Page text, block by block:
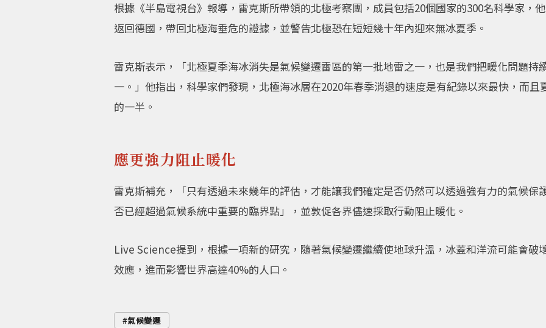
根據《半島電視台》報導，雷克斯所帶領的北極考察團，成員包括20個國家的300名科學家，
返回德國，帶回北極海垂危的證據，並警告北極恐在短短幾十年內迎來無冰夏季。
雷克斯表示，「北極夏季海冰消失是氣候變遷雷區的第一批地雷之一，也是我們把暖化問題持
一。」他指出，科學家們發現，北極海冰層在2020年春季消退的速度是有紀錄以來最快，而
的一半。
應更強力阻止暖化
雷克斯補充，「只有透過未來幾年的評估，才能讓我們確定是否仍然可以透過強有力的氣候保
否已經超過氣候系統中重要的臨界點」，並敦促各界儘速採取行動阻止暖化。
Live Science提到，根據一項新的研究，隨著氣候變遷繼續使地球升溫，冰蓋和洋流可能會破
效應，進而影響世界高達40%的人口。
氣候變遷